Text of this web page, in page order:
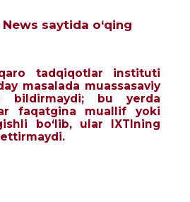
saytida o‘qing
tadqiqotlar instituti
masalada muassasaviy
bildirmaydi; bu yerda
faqatgina muallif yoki
bo‘lib, ular IXTIning